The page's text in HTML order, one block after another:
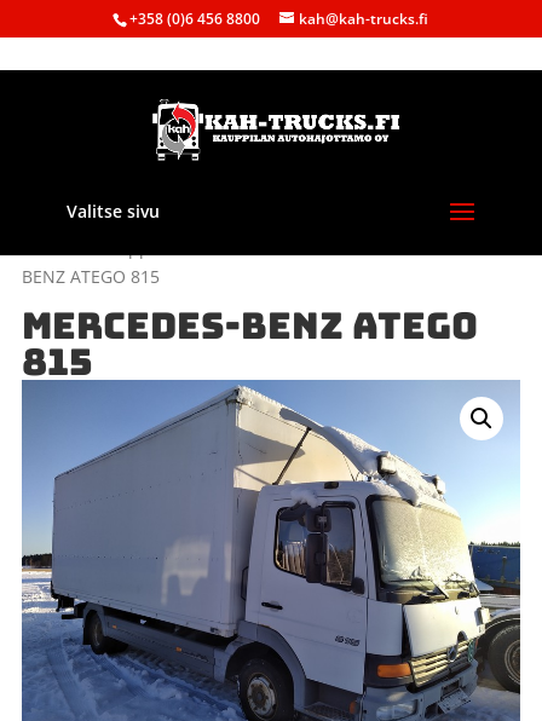
+358 (0)6 456 8800 kah@kah-trucks.fi
Valitse sivu
BENZ ATEGO 815
MERCEDES-BENZ ATEGO
815